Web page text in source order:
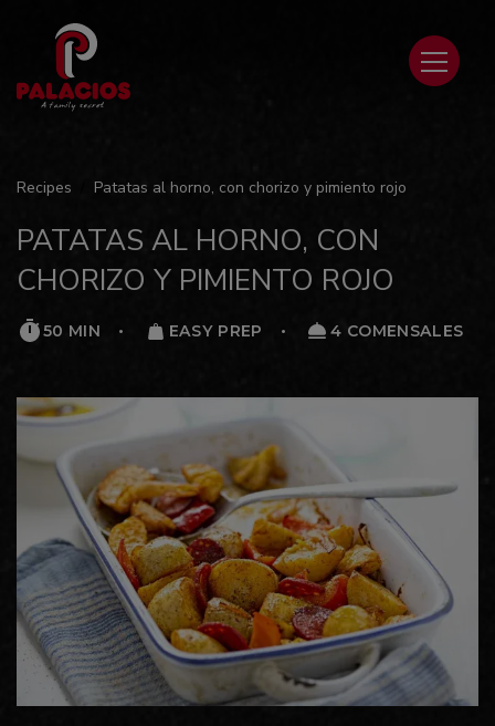
Recipes Patatas al horno, con chorizo y pimiento rojo
PATATAS AL HORNO, CON
CHORIZO Y PIMIENTO ROJO
50 MIN EASY PREP 4 COMENSALES